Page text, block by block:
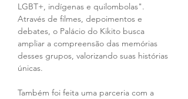
LGBT+, indígenas e quilombolas".
Através de filmes, depoimentos e
debates, o Palácio do Kikito busca
ampliar a compreensão das memórias
desses grupos, valorizando suas histórias
únicas.
Também foi feita uma parceria com a